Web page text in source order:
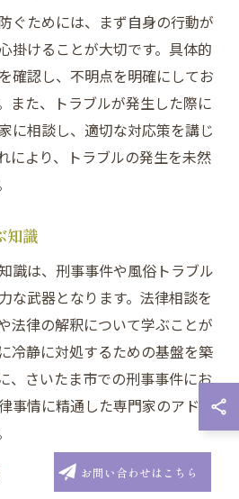
ぐためには、まず自身の行動が
掛けることが大切です。具体的
確認し、不明点を明確にしてお
また、トラブルが発生した際に
に相談し、適切な対応策を講じ
により、トラブルの発生を未然
知識
識は、刑事事件や風俗トラブル
な武器となります。法律相談を
法律の解釈について学ぶことが
冷静に対処するための基盤を築
、さいたま市での刑事事件にお
事情に精通した専門家のアドバ
お問い合わせはこちら